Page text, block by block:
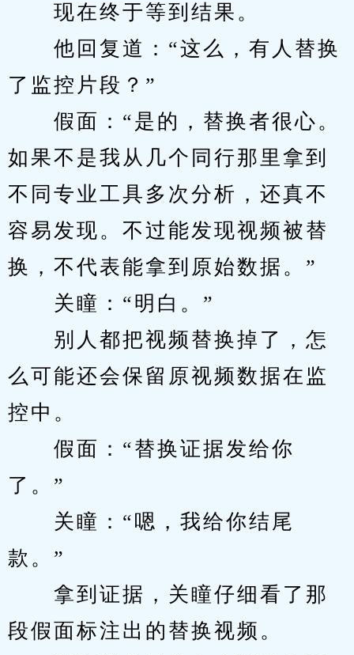
现在终于等到结果。
他回复道：“这么，有人替换
了监控片段？”
假面：“是的，替换者很心。
如果不是我从几个同行那里拿到
不同专业工具多次分析，还真不
容易发现。不过能发现视频被替
换，不代表能拿到原始数据。”
关瞳：“明白。”
别人都把视频替换掉了，怎
么可能还会保留原视频数据在监
控中。
假面：“替换证据发给你
了。”
关瞳：“嗯，我给你结尾
款。”
拿到证据，关瞳仔细看了那
段假面标注出的替换视频。